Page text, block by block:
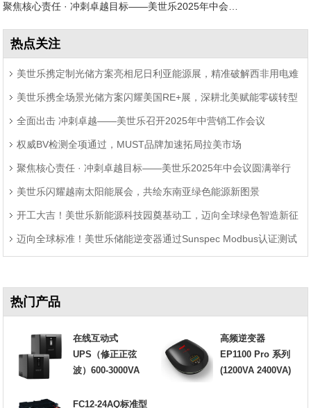
聚焦核心责任 · 冲刺卓越目标——美世乐2025年中会议圆满举行
热点关注
美世乐携定制光储方案亮相尼日利亚能源展，精准破解西非用电难
题 美世乐携全场景光储方案闪耀美国RE+展，深耕北美赋能零碳转型
全面出击 冲刺卓越——美世乐召开2025年中营销工作会议
权威BV检测全项通过，MUST品牌加速拓局拉美市场
聚焦核心责任 · 冲刺卓越目标——美世乐2025年中会议圆满举行
美世乐闪耀越南太阳能展会，共绘东南亚绿色能源新图景
开工大吉！美世乐新能源科技园奠基动工，迈向全球绿色智造新征
程 迈向全球标准！美世乐储能逆变器通过Sunspec Modbus认证测试
热门产品
在线互动式
UPS（修正正弦
波）600-3000VA
高频逆变器
EP1100 Pro 系列
(1200VA 2400VA)
FC12-24AQ标准型